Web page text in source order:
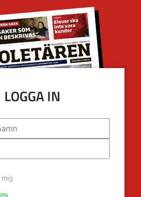
LOGGA IN
mig